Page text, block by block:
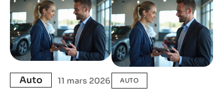
Auto 11 mars 2026 AUTO